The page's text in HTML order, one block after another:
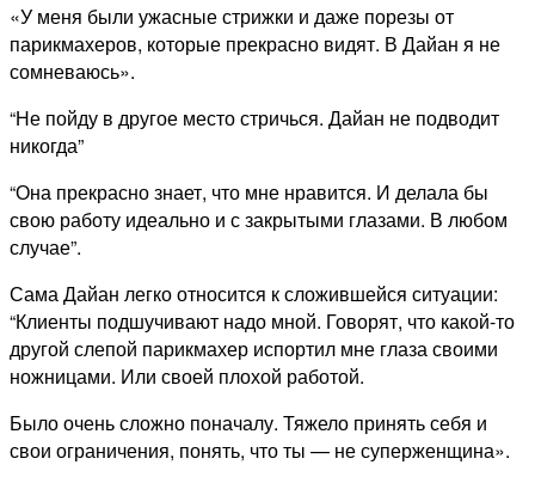
«У меня были ужасные стрижки и даже порезы от
парикмахеров, которые прекрасно видят. В Дайан я не
сомневаюсь».
“Не пойду в другое место стричься. Дайан не подводит
никогда”
“Она прекрасно знает, что мне нравится. И делала бы
свою работу идеально и с закрытыми глазами. В любом
случае”.
Сама Дайан легко относится к сложившейся ситуации:
“Клиенты подшучивают надо мной. Говорят, что какой-то
другой слепой парикмахер испортил мне глаза своими
ножницами. Или своей плохой работой.
Было очень сложно поначалу. Тяжело принять себя и
свои ограничения, понять, что ты — не суперженщина».